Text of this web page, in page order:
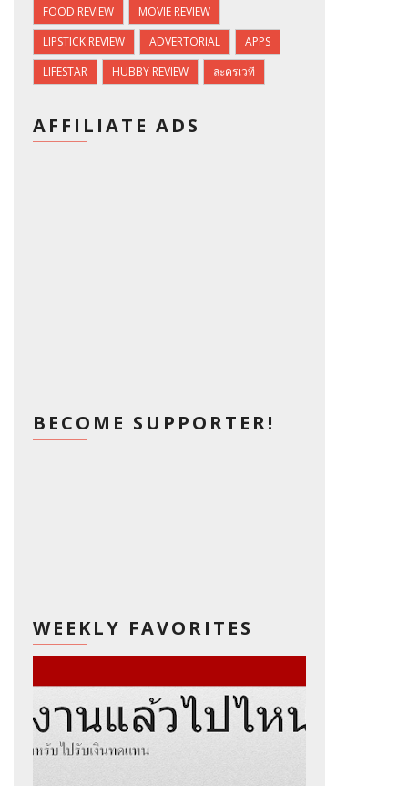
FOOD REVIEW
MOVIE REVIEW
LIPSTICK REVIEW
ADVERTORIAL
APPS
LIFESTAR
HUBBY REVIEW ละครเวที
AFFILIATE ADS
BECOME SUPPORTER!
WEEKLY FAVORITES